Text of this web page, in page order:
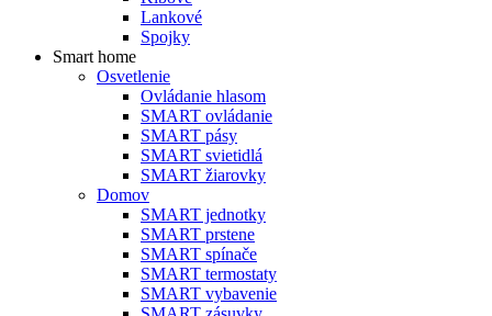
Lankové
Spojky
Smart home
Osvetlenie
Ovládanie hlasom
SMART ovládanie
SMART pásy
SMART svietidlá
SMART žiarovky
Domov
SMART jednotky
SMART prstene
SMART spínače
SMART termostaty
SMART vybavenie